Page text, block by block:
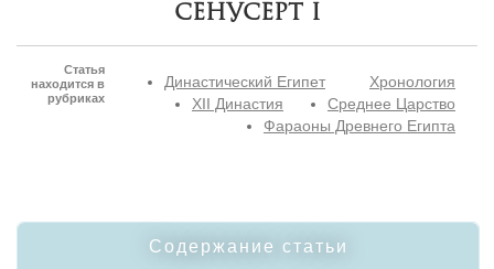
Сенусерт I
Статья
находится в
рубриках
Хронология
Династический Египет
Среднее Царство
XII Династия
Фараоны Древнего Египта
Содержание статьи